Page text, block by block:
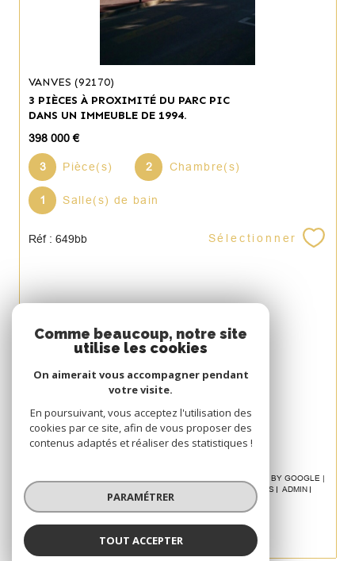
VANVES (92170)
3 PIÈCES À PROXIMITÉ DU PARC PIC
DANS UN IMMEUBLE DE 1994.
398 000 €
3 Pièce(s) 2 Chambre(s)
1 Salle(s) de bain
Réf : 649bb Sélectionner
Espace
PROPRIÉTAIRE
Se connecter
Avis
CLIENT
© 2026 | TOUS DROITS RÉSERVÉS | TRADUCTION POWERED BY GOOGLE |
MENTIONS LÉGALES
ADMIN
POLITIQUE RGPD
Comme beaucoup, notre site
utilise les cookies
On aimerait vous accompagner pendant
votre visite.
En poursuivant, vous acceptez l'utilisation des
cookies par ce site, afin de vous proposer des
contenus adaptés et réaliser des statistiques !
PARAMÉTRER
TOUT ACCEPTER